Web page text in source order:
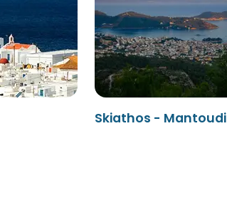
Skiathos - Mantoudi